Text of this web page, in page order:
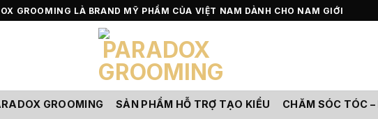
GROOMING LÀ BRAND MỸ PHẨM CỦA VIỆT NAM DÀNH CHO NAM GIỚI
GROOMING SẢN PHẨM HỖ TRỢ TẠO KIỂU CHĂM SÓC TÓC